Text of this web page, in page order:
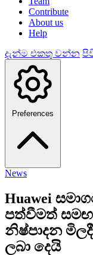
Contribute
About us
Help
දැන්ම එකතු වන්න
Preferences
News
Huawei
පත්වීමත් සමඟ
නිෂ්පාදන
ලබා දෙයි